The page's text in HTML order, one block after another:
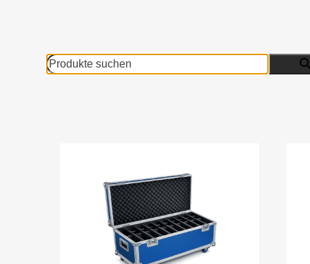
Produkte
suchen